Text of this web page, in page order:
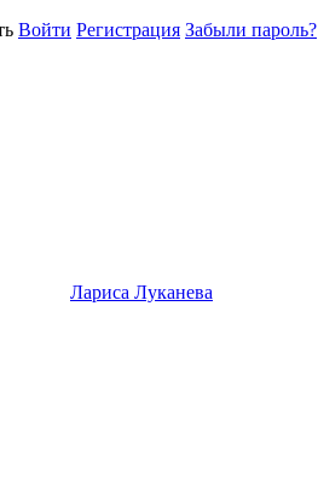
Войти Регистрация Забыли пароль?
Лариса Луканева